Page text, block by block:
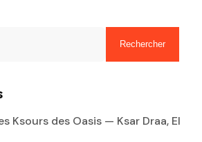
Rechercher
Ksours des Oasis — Ksar Draa, El